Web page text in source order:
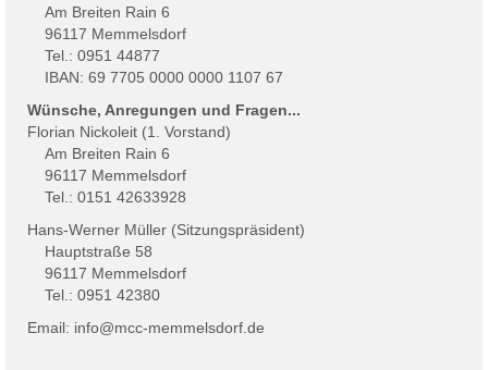
Am Breiten Rain 6
96117 Memmelsdorf
Tel.: 0951 44877
IBAN: 69 7705 0000 0000 1107 67
Wünsche, Anregungen und Fragen...
Florian Nickoleit (1. Vorstand)
Am Breiten Rain 6
96117 Memmelsdorf
Tel.: 0151 42633928
Hans-Werner Müller (Sitzungspräsident)
Hauptstraße 58
96117 Memmelsdorf
Tel.: 0951 42380
Email: info@mcc-memmelsdorf.de